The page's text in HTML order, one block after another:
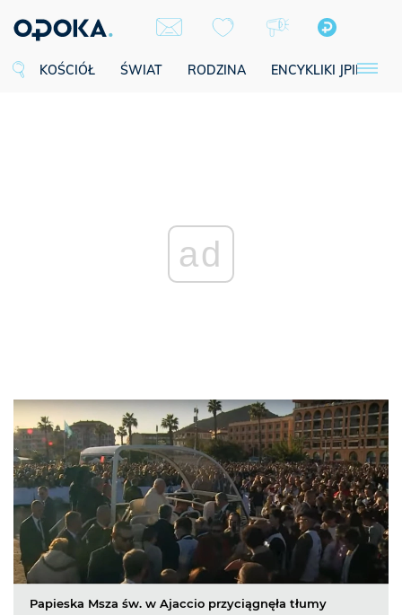
KOŚCIÓŁ ŚWIAT RODZINA ENCYKLIKI JPII
ad
Papieska Msza św. w Ajaccio przyciągnęła tłumy